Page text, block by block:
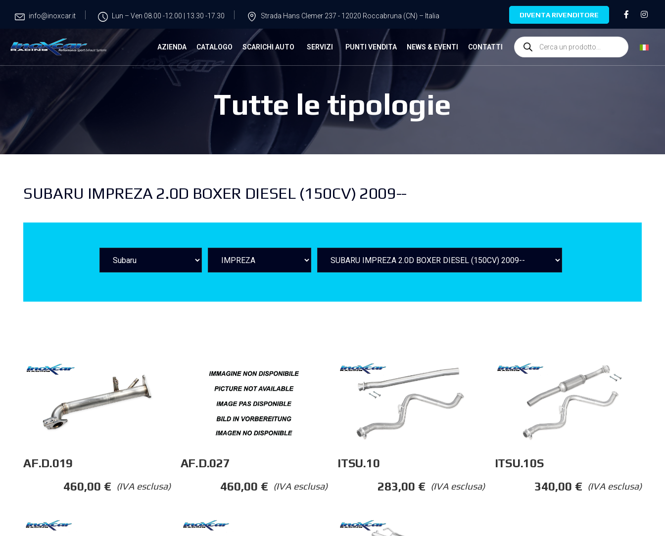
info@inoxcar.it Lun – Ven 08.00 -12.00 | 13.30 -17.30 Strada Hans Clemer 237 - 12020 Roccabruna (CN) – Italia DIVENTA RIVENDITORE
AZIENDA CATALOGO SCARICHI AUTO SERVIZI PUNTI VENDITA NEWS & EVENTI CONTATTI
Tutte le tipologie
SUBARU IMPREZA 2.0D BOXER DIESEL (150CV) 2009--
AF.D.019
(IVA esclusa)
460,00 €
AF.D.027
(IVA esclusa)
460,00 €
ITSU.10
(IVA esclusa)
283,00 €
ITSU.10S
(IVA esclusa)
340,00 €